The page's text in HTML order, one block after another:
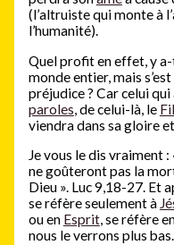
(l’altruiste qui monte à
l’humanité).
Quel profit en effet, y
monde entier, mais
préjudice ? Car celui
paroles, de celui-là, le
viendra dans sa gloire
Je vous le dis vraiment
ne goûteront pas la
Dieu ». Luc 9,18-27. Et
se réfère seulement à
ou en Esprit, se réfère
nous le verrons plus bas.